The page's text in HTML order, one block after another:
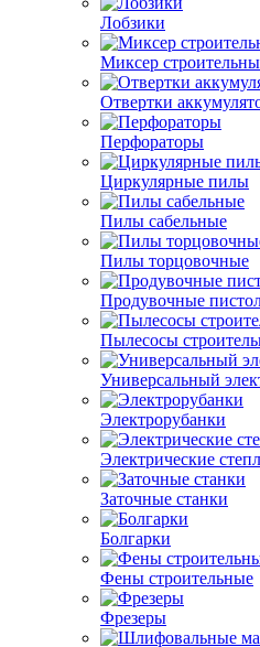
Лобзики
Миксер
Отвертки
Перфораторы
Циркулярные пилы
Пилы сабельные
Пилы торцовочные
Продувочные
Пылесосы
Универсальный
Электрорубанки
Электрические
Заточные станки
Болгарки
Фены строительные
Фрезеры